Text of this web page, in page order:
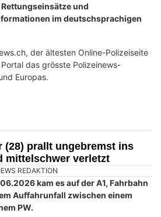
und
im deutschsprachigen
der ältesten Online-Polizeiseite
das grösste Polizeinews-
Europas.
(28) prallt ungebremst ins
mittelschwer verletzt
REDAKTION
kam es auf der A1, Fahrbahn
Auffahrunfall zwischen einem
PW.